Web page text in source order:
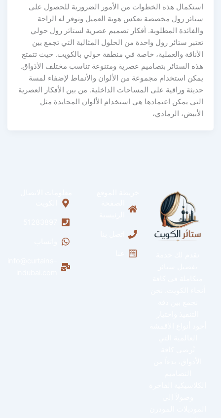
استكمال هذه الخطوات من الأمور الضرورية للحصول على
ستائر رول مخصصة تعكس هوية العميل وتوفر له الراحة
والفائدة المطلوبة. أفكار تصميم عصرية لستائر رول حولي
تعتبر ستائر رول واحدة من الحلول المثالية التي تجمع بين
الأناقة والعملية، خاصة في منطقة حولي بالكويت. حيث تتمتع
هذه الستائر بتصاميم عصرية ومتنوعة تناسب مختلف الأذواق.
يمكن استخدام مجموعة من الألوان والأنماط لإضفاء لمسة
حديثة وراقية على المساحات الداخلية. من بين الأفكار العصرية
التي يمكن اعتمادها هي استخدام الألوان المحايدة مثل
الأبيض، الرمادي،